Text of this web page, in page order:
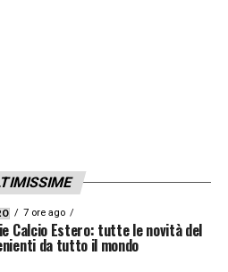
NOSTRE TOP NEWS
7 ore ago
Calcio Estero: tutte le novità del
da tutto il mondo